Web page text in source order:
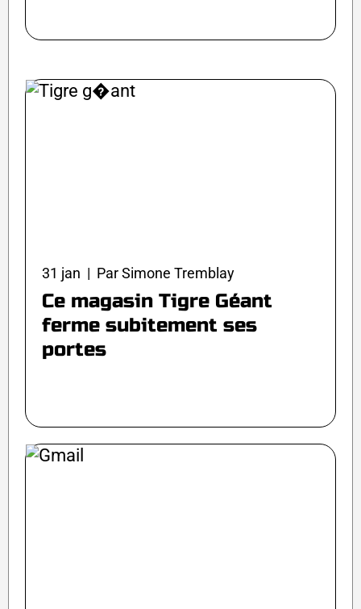
31 jan | Par Simone Tremblay
Ce magasin Tigre Géant
ferme subitement ses
portes